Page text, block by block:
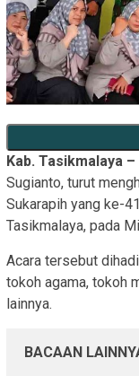
Kab. Tasikmalaya –
Sugianto, turut
Sukarapih yang ke-
Tasikmalaya, pada
Acara tersebut
tokoh agama, tokoh
lainnya.
BACAAN